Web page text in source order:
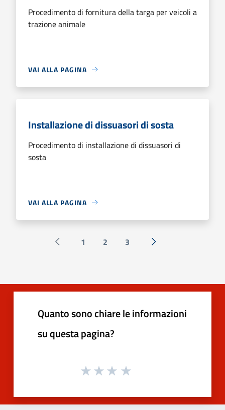
Procedimento di fornitura della targa per veicoli a
trazione animale
VAI ALLA PAGINA
Installazione di dissuasori di sosta
Procedimento di installazione di dissuasori di
sosta
VAI ALLA PAGINA
Pagina precedente
1 2 3 Successiva »
Quanto sono chiare le informazioni
su questa pagina?